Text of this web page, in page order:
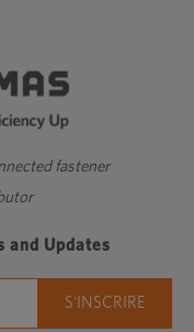
fastener
and Updates